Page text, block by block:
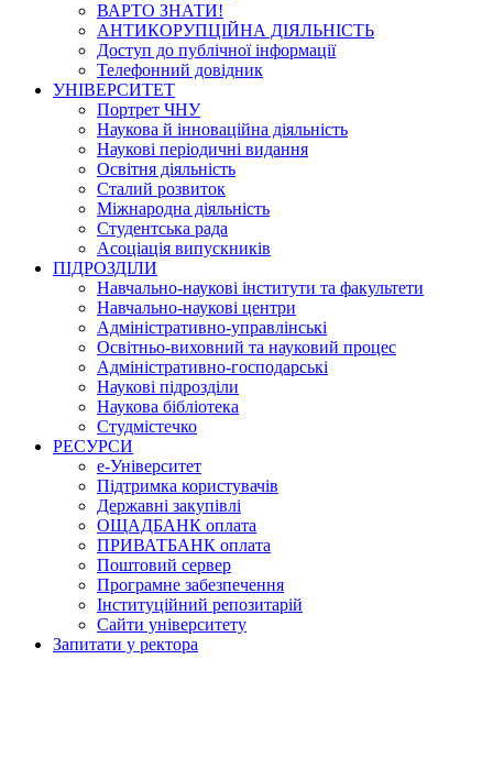
ВАРТО ЗНАТИ!
АНТИКОРУПЦІЙНА ДІЯЛЬНІСТЬ
Доступ до публічної інформації
Телефонний довідник
УНІВЕРСИТЕТ
Портрет ЧНУ
Наукова й інноваційна діяльність
Наукові періодичні видання
Освітня діяльність
Сталий розвиток
Міжнародна діяльність
Студентська рада
Асоціація випускників
ПІДРОЗДІЛИ
Навчально-наукові інститути та факультети
Навчально-наукові центри
Адміністративно-управлінські
Освітньо-виховний та науковий процес
Адміністративно-господарські
Наукові підрозділи
Наукова бібліотека
Студмістечко
РЕСУРСИ
е-Університет
Підтримка користувачів
Державні закупівлі
ОЩАДБАНК оплата
ПРИВАТБАНК оплата
Поштовий сервер
Програмне забезпечення
Інституційний репозитарій
Сайти університету
Запитати у ректора